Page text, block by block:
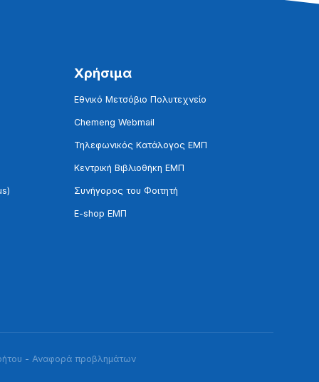
Χρήσιμα
Εθνικό Μετσόβιο Πολυτεχνείο
Chemeng Webmail
Τηλεφωνικός Κατάλογος ΕΜΠ
Κεντρική Βιβλιοθήκη ΕΜΠ
Συνήγορος του Φοιτητή
E-shop ΕΜΠ
- Αναφορά προβλημάτων